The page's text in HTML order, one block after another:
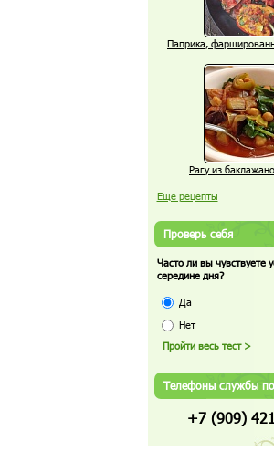
Паприка,
Рагу из
Еще рецепты
Проверь себя
Часто ли вы чувствуете
середине дня?
Да
Нет
Телефоны службы
+7 (909)